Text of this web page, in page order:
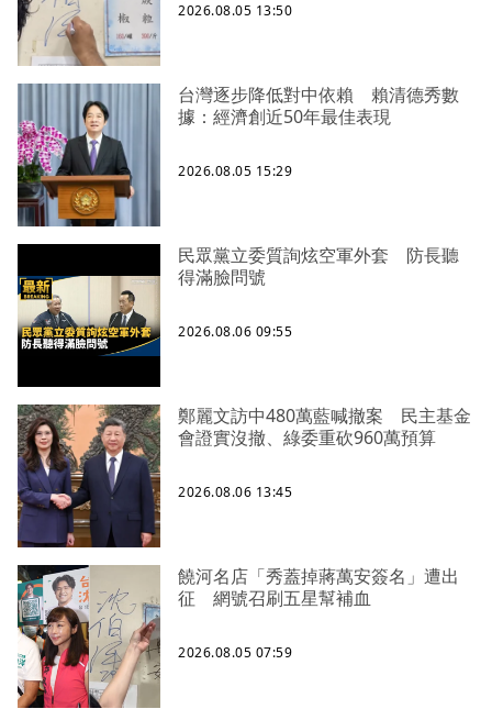
2026.08.05 13:50
台灣逐步降低對中依賴 賴清德秀數
據：經濟創近50年最佳表現
2026.08.05 15:29
民眾黨立委質詢炫空軍外套 防長聽
得滿臉問號
2026.08.06 09:55
鄭麗文訪中480萬藍喊撤案 民主基金
會證實沒撤、綠委重砍960萬預算
2026.08.06 13:45
饒河名店「秀蓋掉蔣萬安簽名」遭出
征 網號召刷五星幫補血
2026.08.05 07:59